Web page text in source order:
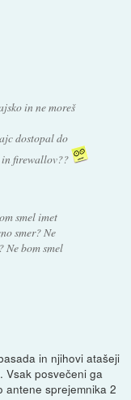
in ne moreš
dostopal do
in firewallov??
smel imet
smer? Ne
Ne bom smel
in njihovi atašeji
Vsak posvečeni ga
antene sprejemnika 2